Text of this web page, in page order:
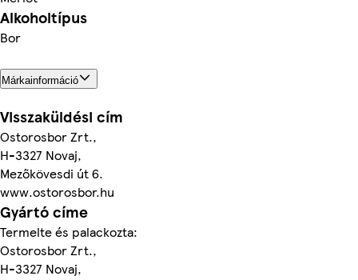
Alkoholtípus
Bor
Márkainformáció
Visszaküldési cím
Ostorosbor Zrt.,
H-3327 Novaj,
Mezőkövesdi út 6.
www.ostorosbor.hu
Gyártó címe
Termelte és palackozta:
Ostorosbor Zrt.,
H-3327 Novaj,